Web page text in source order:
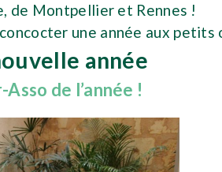
de Montpellier et Rennes !
concocter une année aux
année
de l’année !